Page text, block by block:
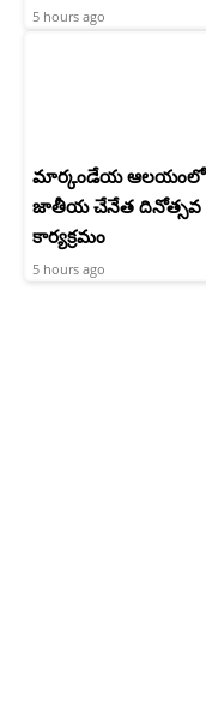
5 hours ago
మార్కండేయ ఆలయంలో
జాతీయ చేనేత దినోత్సవ
కార్యక్రమం
5 hours ago